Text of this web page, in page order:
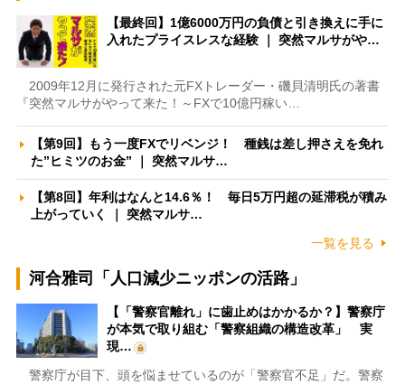
【最終回】1億6000万円の負債と引き換えに手に
入れたプライスレスな経験 ｜ 突然マルサがや…
2009年12月に発行された元FXトレーダー・磯貝清明氏の著書
『突然マルサがやって来た！～FXで10億円稼い…
【第9回】もう一度FXでリベンジ！ 種銭は差し押さえを免れ
た”ヒミツのお金” ｜ 突然マルサ…
【第8回】年利はなんと14.6％！ 毎日5万円超の延滞税が積み
上がっていく ｜ 突然マルサ…
一覧を見る
河合雅司「人口減少ニッポンの活路」
【「警察官離れ」に歯止めはかかるか？】警察庁
が本気で取り組む「警察組織の構造改革」 実
現…
警察庁が目下、頭を悩ませているのが「警察官不足」だ。警察